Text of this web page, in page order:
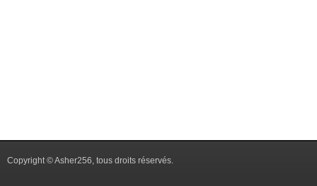
Copyright © Asher256, tous droits réservés.